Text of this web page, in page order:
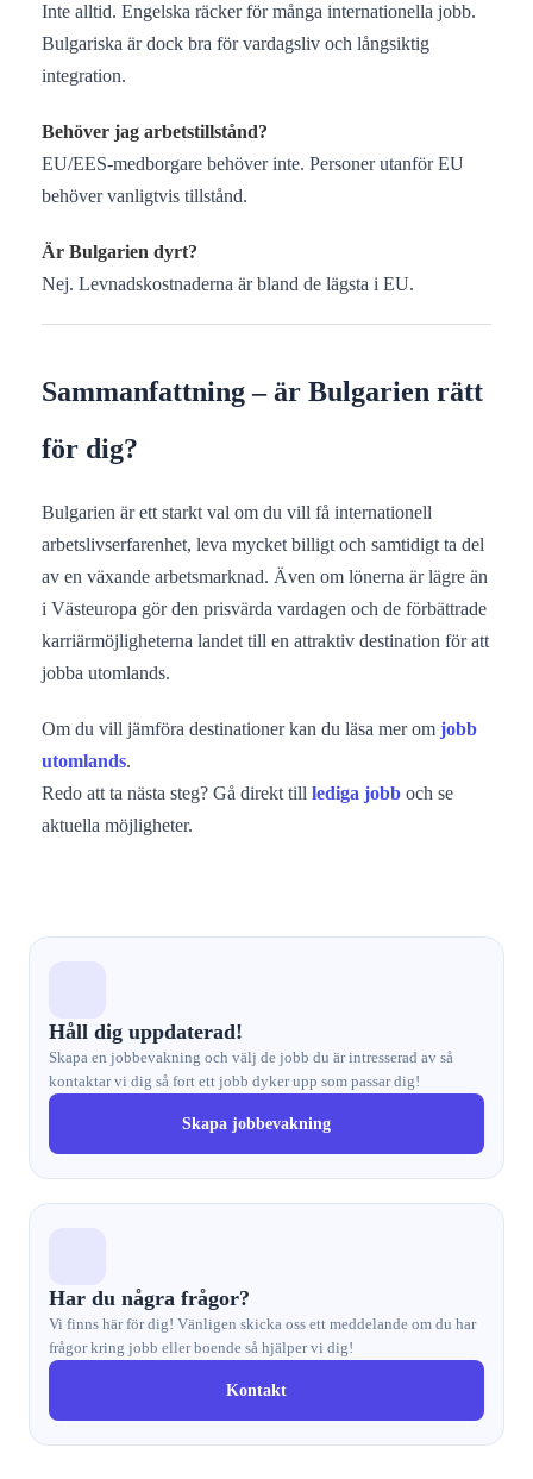
Inte alltid. Engelska räcker för många internationella jobb.
Bulgariska är dock bra för vardagsliv och långsiktig
integration.
Behöver jag arbetstillstånd?
EU/EES-medborgare behöver inte. Personer utanför EU
behöver vanligtvis tillstånd.
Är Bulgarien dyrt?
Nej. Levnadskostnaderna är bland de lägsta i EU.
Sammanfattning – är Bulgarien rätt
för dig?
Bulgarien är ett starkt val om du vill få internationell
arbetslivserfarenhet, leva mycket billigt och samtidigt ta del
av en växande arbetsmarknad. Även om lönerna är lägre än
i Västeuropa gör den prisvärda vardagen och de förbättrade
karriärmöjligheterna landet till en attraktiv destination för att
jobba utomlands.
Om du vill jämföra destinationer kan du läsa mer om jobb
utomlands.
Redo att ta nästa steg? Gå direkt till lediga jobb och se
aktuella möjligheter.
Håll dig uppdaterad!
Skapa en jobbevakning och välj de jobb du är intresserad av så
kontaktar vi dig så fort ett jobb dyker upp som passar dig!
Skapa jobbevakning
Har du några frågor?
Vi finns här för dig! Vänligen skicka oss ett meddelande om du har
frågor kring jobb eller boende så hjälper vi dig!
Kontakt